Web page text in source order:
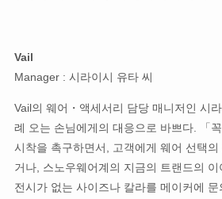
Vail
Manager : 시라이시 유타 씨
Vail의 웨어・액세서리 담당 매니저인 시
례 오는 손님에게의 대응으로 바쁘다. 「
시착을 촉구하면서, 고객에게 웨어 선택
거나, 스노우웨어계의 지금의 트랜드의
전시가 없는 사이즈나 칼라를 메이커에